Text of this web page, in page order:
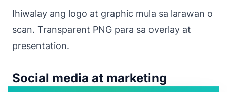
Ihiwalay ang logo at graphic mula sa larawan o
scan. Transparent PNG para sa overlay at
presentation.
Social media at marketing